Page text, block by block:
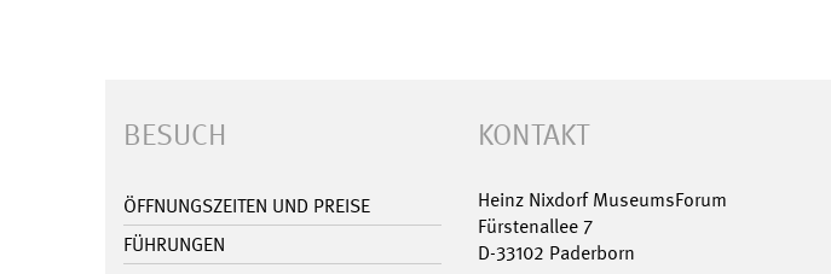
BESUCH
ÖFFNUNGSZEITEN UND PREISE
FÜHRUNGEN
KONTAKT
Heinz Nixdorf MuseumsForum
Fürstenallee 7
D-33102 Paderborn